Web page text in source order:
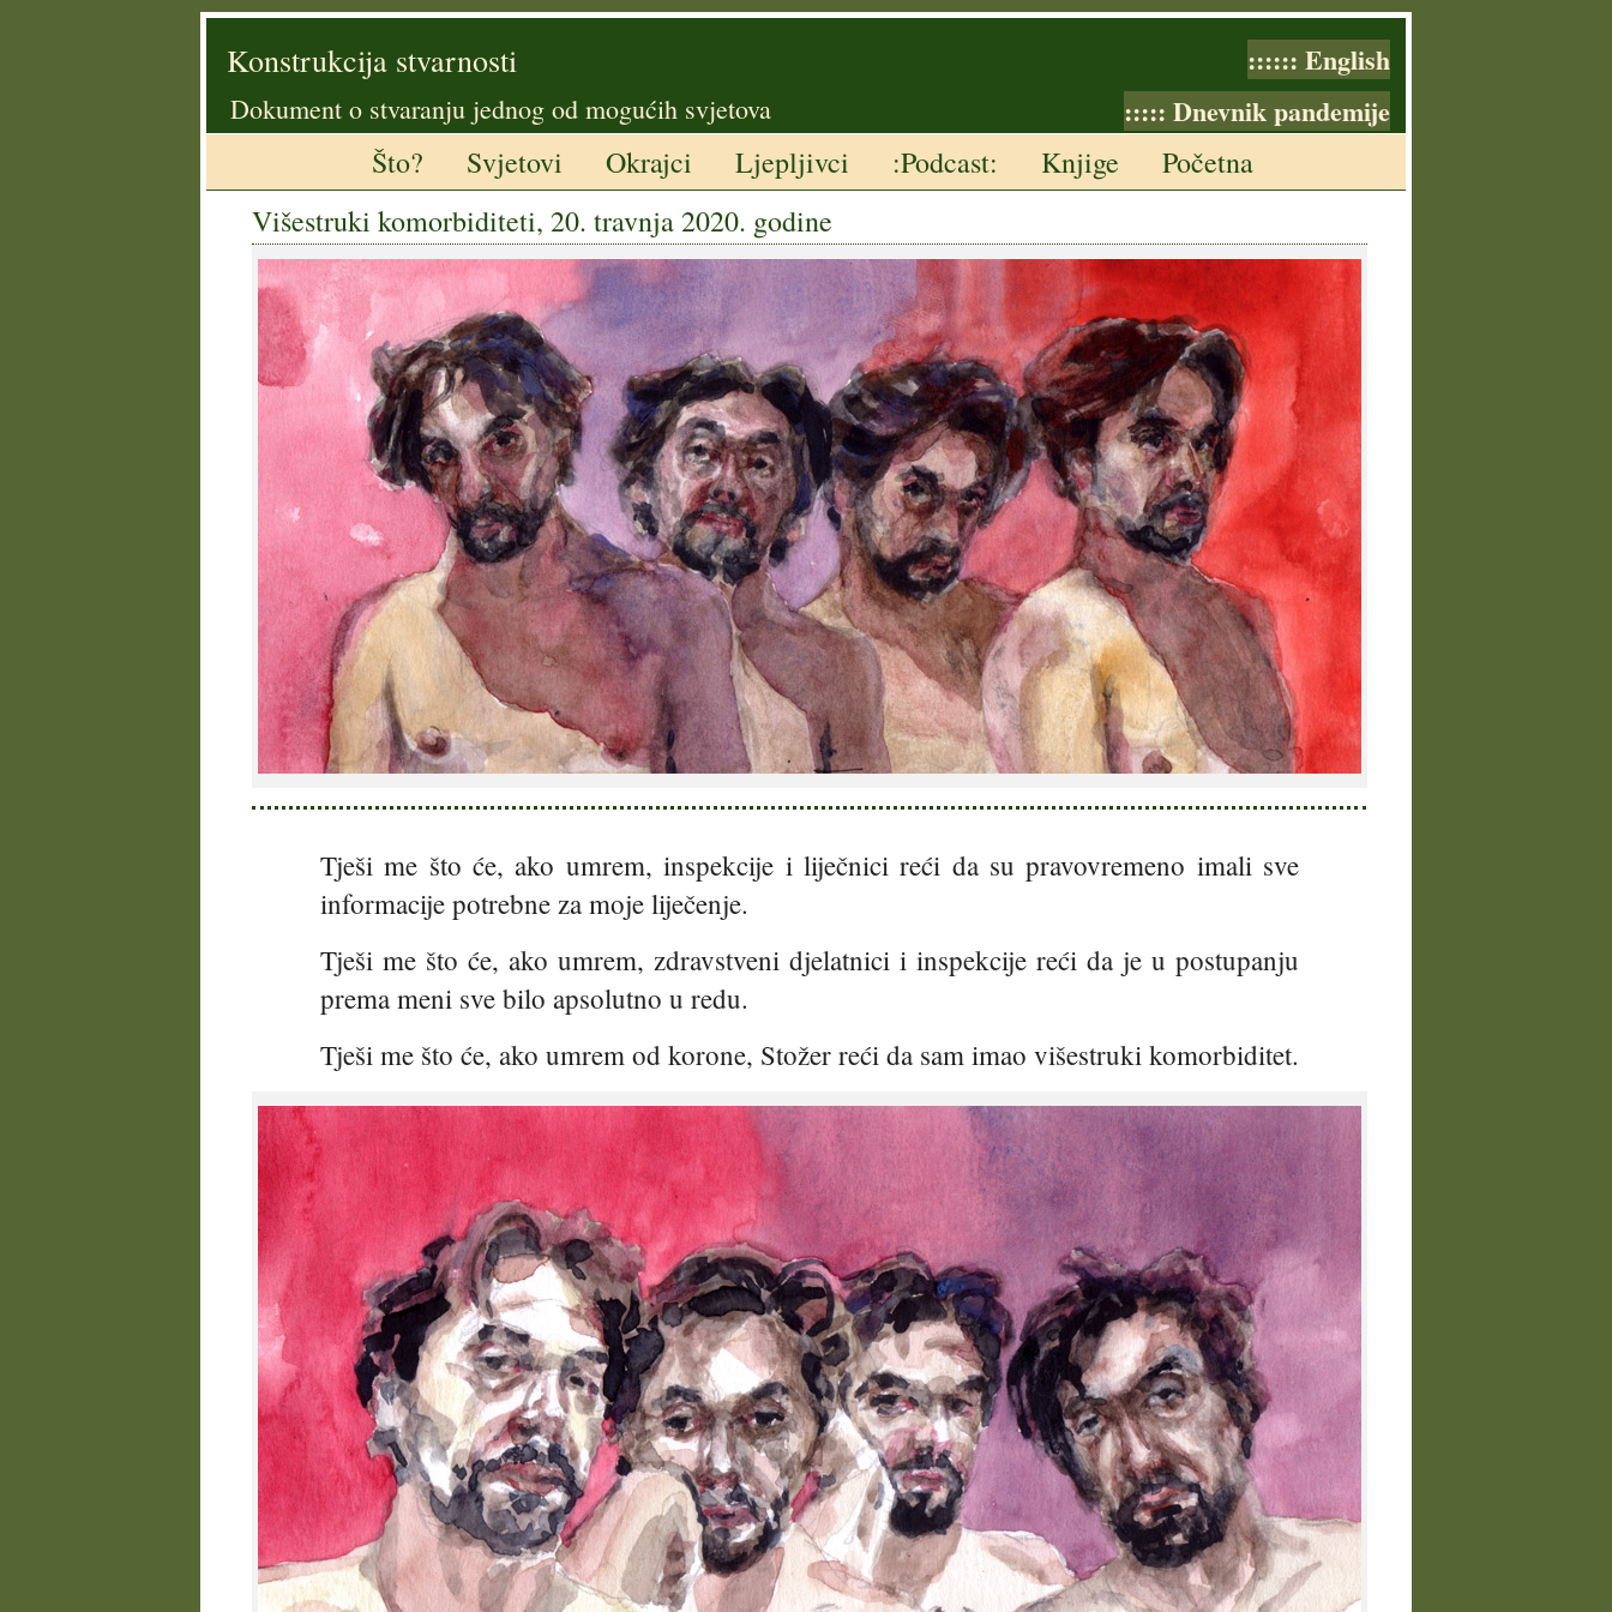
Konstrukcija stvarnosti :::::: English
Dokument o stvaranju jednog od mogućih svjetova ::::: Dnevnik pandemije
Što? Svjetovi Okrajci Ljepljivci :Podcast: Knjige
Početna
Višestruki komorbiditeti, 20. travnja 2020. godine
Tješi me što će, ako umrem, inspekcije i liječnici reći da su pravovremeno imali sve
informacije potrebne za moje liječenje.
Tješi me što će, ako umrem, zdravstveni djelatnici i inspekcije reći da je u postupanju
prema meni sve bilo apsolutno u redu.
Tješi me što će, ako umrem od korone, Stožer reći da sam imao višestruki komorbiditet.